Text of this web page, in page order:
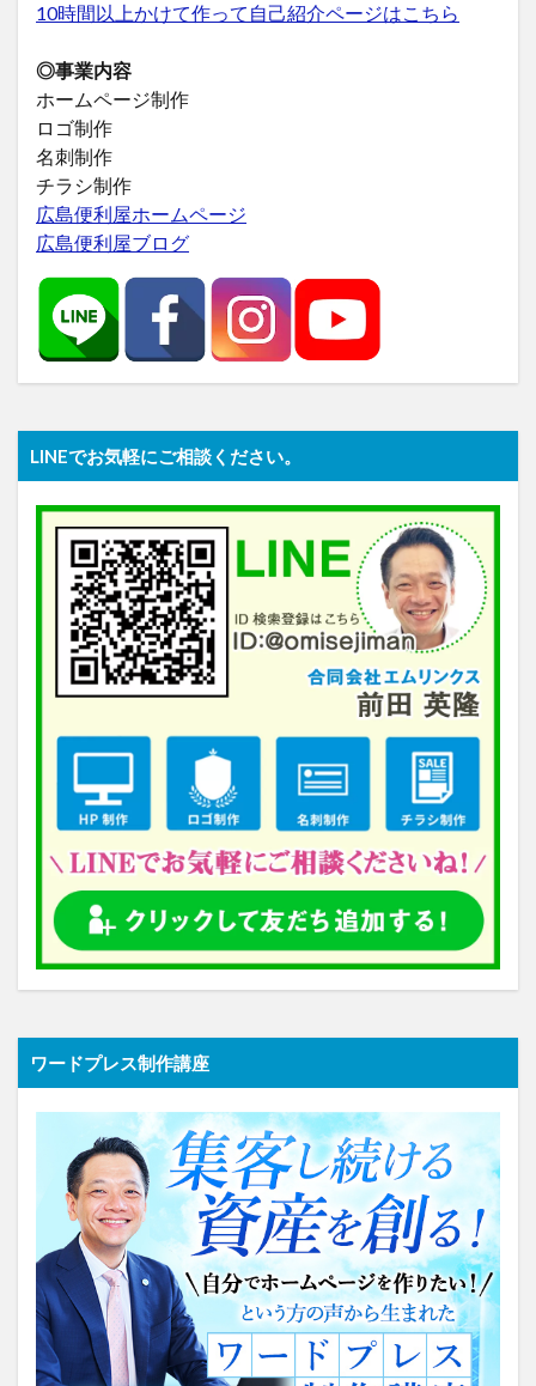
10時間以上かけて作って自己紹介ページはこちら
◎事業内容
ホームページ制作
ロゴ制作
名刺制作
チラシ制作
広島便利屋ホームページ
広島便利屋ブログ
LINEでお気軽にご相談ください。
ワードプレス制作講座